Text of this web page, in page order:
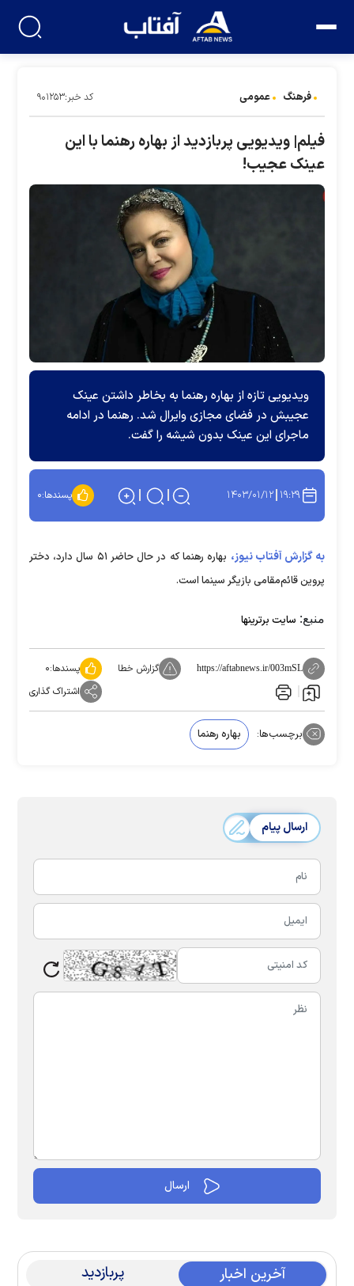
فرهنگ عمومی کد خبر:۹۰۱۲۵۳
فیلم| ویدیویی پربازدید از بهاره رهنما با این
عینک عجیب!
ویدیویی تازه از بهاره رهنما به بخاطر داشتن عینک
عجیبش در فضای مجازی وایرال شد. رهنما در ادامه
ماجرای این عینک بدون شیشه را گفت.
۱۹:۲۹ ۱۴۰۳/۰۱/۱۲ پسندها:۰
به گزارش آفتاب نیوز،
بهاره رهنما که در حال حاضر ۵۱ سال دارد، دختر
پروین قائم‌مقامی بازیگر سینما است.
منبع: سایت برترینها
https://aftabnews.ir/003mSL گزارش خطا پسندها:۰
اشتراک گذاری
برچسب‌ها: بهاره رهنما
ارسال پیام
آخرین اخبار پربازدید